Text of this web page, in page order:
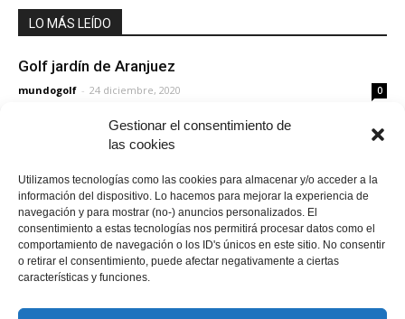
Gestionar el consentimiento de
las cookies
Utilizamos tecnologías como las cookies para almacenar y/o acceder a la
información del dispositivo. Lo hacemos para mejorar la experiencia de
navegación y para mostrar (no-) anuncios personalizados. El
consentimiento a estas tecnologías nos permitirá procesar datos como el
comportamiento de navegación o los ID's únicos en este sitio. No consentir
o retirar el consentimiento, puede afectar negativamente a ciertas
características y funciones.
LO MÁS LEÍDO
Golf jardín de Aranjuez
mundogolf - 24 diciembre, 2020 0
27 septiembre, 2018
Goiburu Golf Club
mundogolf - 31 mayo, 2018